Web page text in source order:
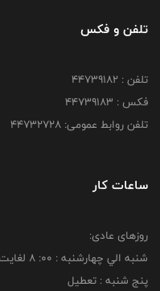
تلفن و فکس
تلفن : ۴۴۷۳۹۱۸۲
فکس : ۴۴۷۳۹۱۸3
تلفن روابط عمومی: ۴۴۷۳۲۷۲۸
ساعات کار
روزهای عادی:
شنبه الي چهارشنبه : 00: 8 لغايت 16:00
پنج شنبه : تعطیل